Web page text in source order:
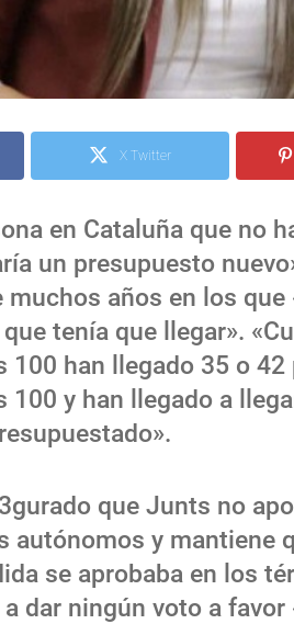
X Twitter
en Cataluña que no
un presupuesto
muchos años en los
tenía que llegar».
100 han llegado 35 o
100 y han llegado a
que Junts no
autónomos y mantiene
se aprobaba en los
dar ningún voto a